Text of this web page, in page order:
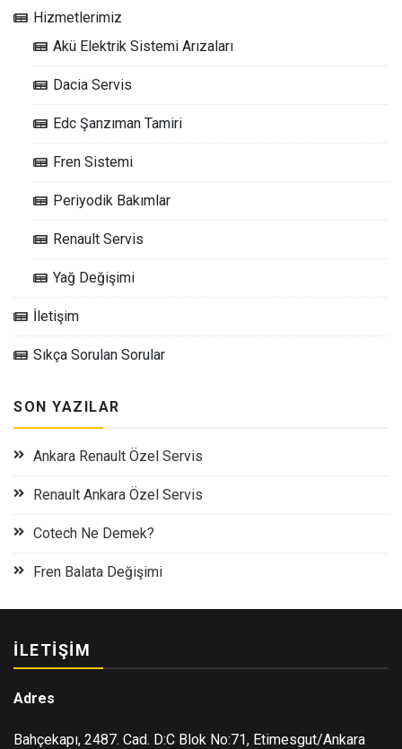
Hizmetlerimiz
Akü Elektrik Sistemi Arızaları
Dacia Servis
Edc Şanzıman Tamiri
Fren Sistemi
Periyodik Bakımlar
Renault Servis
Yağ Değişimi
İletişim
Sıkça Sorulan Sorular
SON YAZILAR
Ankara Renault Özel Servis
Renault Ankara Özel Servis
Cotech Ne Demek?
Fren Balata Değişimi
İLETIŞIM
Adres
Bahçekapı, 2487. Cad. D:C Blok No:71, Etimesgut/Ankara